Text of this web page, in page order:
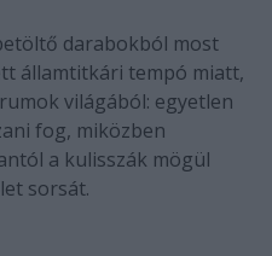
darabokból most
államtitkári tempó miatt,
világából: egyetlen
fog, miközben
a kulisszák mögül
sorsát.